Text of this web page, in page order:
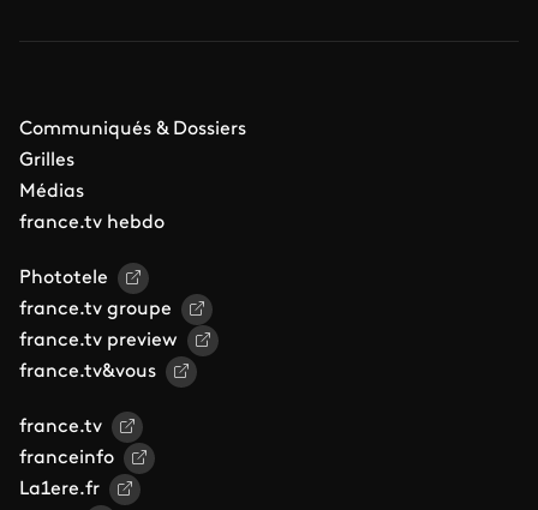
Communiqués & Dossiers
Grilles
Médias
france.tv hebdo
Phototele
france.tv groupe
france.tv preview
france.tv&vous
france.tv
franceinfo
La1ere.fr